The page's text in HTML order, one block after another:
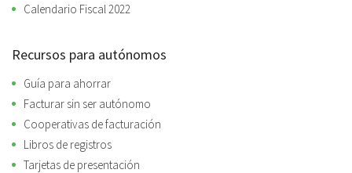
Calendario Fiscal 2022
Recursos para autónomos
Guía para ahorrar
Facturar sin ser autónomo
Cooperativas de facturación
Libros de registros
Tarjetas de presentación